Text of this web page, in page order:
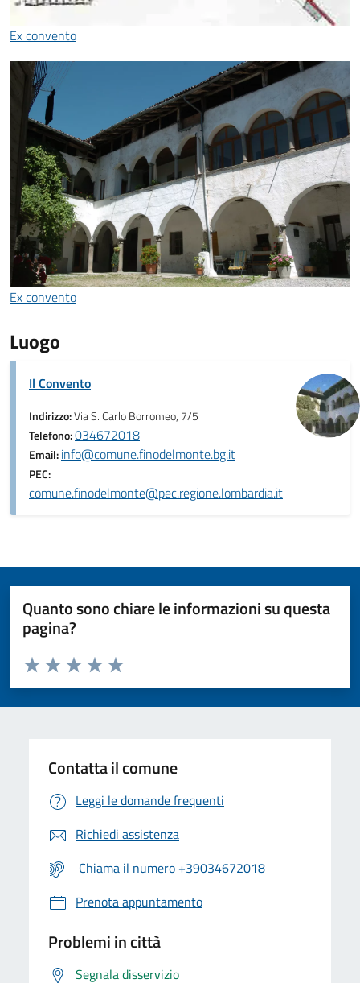
Ex convento
Ex convento
Luogo
Il Convento
Indirizzo:Via S. Carlo Borromeo, 7/5
Telefono:034672018
Email:info@comune.finodelmonte.bg.it
PEC:
comune.finodelmonte@pec.regione.lombardia.it
Quanto sono chiare le informazioni su questa
pagina?
Valuta da 1 a 5 stelle la pagina
Valuta 5 stelle su 5
Valuta 4 stelle su 5
Valuta 3 stelle su 5
Valuta 2 stelle su 5
Valuta 1 stelle su 5
Contatta il comune
Leggi le domande frequenti
Richiedi assistenza
Chiama il numero +39034672018
Prenota appuntamento
Problemi in città
Segnala disservizio